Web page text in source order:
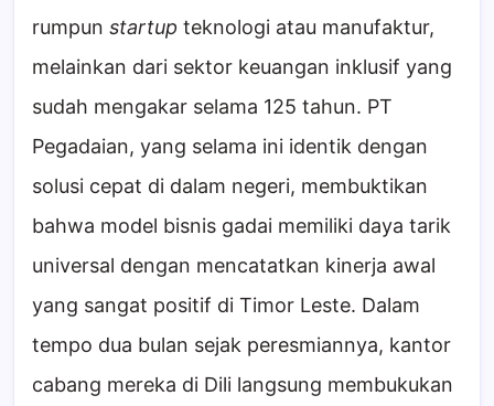
rumpun startup teknologi atau manufaktur,
melainkan dari sektor keuangan inklusif yang
sudah mengakar selama 125 tahun. PT
Pegadaian, yang selama ini identik dengan
solusi cepat di dalam negeri, membuktikan
bahwa model bisnis gadai memiliki daya tarik
universal dengan mencatatkan kinerja awal
yang sangat positif di Timor Leste. Dalam
tempo dua bulan sejak peresmiannya, kantor
cabang mereka di Dili langsung membukukan